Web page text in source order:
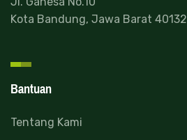
Kota Bandung, Jawa Barat 40132
Bantuan
Tentang Kami